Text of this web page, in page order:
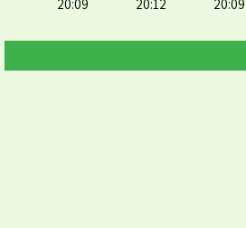
20:09
20:12
20:09